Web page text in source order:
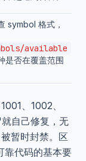
symbol 格式，
available
是否在覆盖范围
、1002、
自己修复，无
暂时封禁。区
靠代码的基本要